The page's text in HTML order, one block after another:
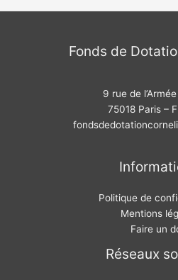
Fonds de
9 rue de
75018 Paris –
Politique de
Mentions
Faire un
Réseaux